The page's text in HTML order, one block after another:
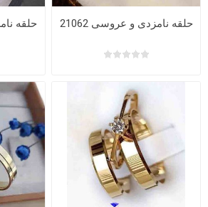
حلقه نامزدی و عروسی 21062 حلقه